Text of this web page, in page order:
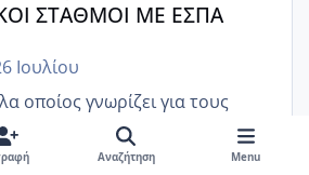
ΣΤΑΘΜΟΙ ΜΕ ΕΣΠΑ
Ιουλίου
οποίος γνωρίζει για τους
σταθμούς με βαουτσερ ΕΣΠΑ
ισχύει. Τι καλύπτει? Από όσο
Αναζήτηση Menu